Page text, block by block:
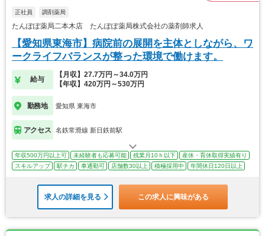
正社員 調剤薬局
たんぽぽ薬局二本木店 たんぽぽ薬局株式会社の薬剤師求人
【愛知県東海市】病院前の展開を主体としながら、ワ
ークライフバランスが整った環境で働けます。
給与
【月収】27.7万円～34.0万円
【年収】420万円～530万円
勤務地 愛知県 東海市
アクセス 名鉄常滑線 新日鉄前駅
年収500万円以上可 未経験者も応募可能 残業月10ｈ以下
産休・育休取得実績有り
スキルアップ
駅チカ 車通勤可 店舗数30以上 積極採用中 年間休日120日以上
求人の詳細を見る この求人に興味がある